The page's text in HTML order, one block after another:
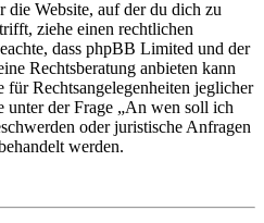
die Website, auf der du dich zu
ziehe einen rechtlichen
dass phpBB Limited und der
Rechtsberatung anbieten kann
Rechtsangelegenheiten jeglicher
unter der Frage „An wen soll ich
oder juristische Anfragen
werden.